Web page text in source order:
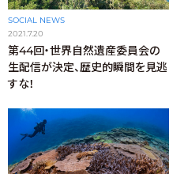
SOCIAL NEWS
2021.7.20
第44回・世界自然遺産委員会の
生配信が決定、歴史的瞬間を見逃
すな！